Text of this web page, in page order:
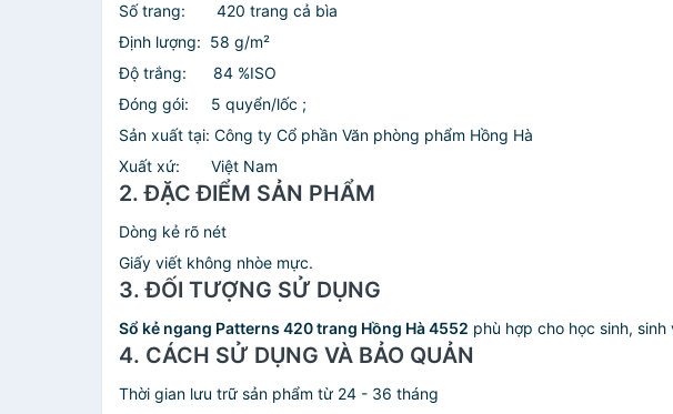
Số trang: 420 trang cả bìa
Định lượng: 58 g/m²
Độ trắng: 84 %ISO
Đóng gói: 5 quyển/lốc ;
Sản xuất tại: Công ty Cổ phần Văn phòng phẩm Hồng Hà
Xuất xứ: Việt Nam
2. ĐẶC ĐIỂM SẢN PHẨM
Dòng kẻ rõ nét
Giấy viết không nhòe mực.
3. ĐỐI TƯỢNG SỬ DỤNG
Sổ kẻ ngang Patterns 420 trang Hồng Hà 4552 phù hợp cho học sinh,
4. CÁCH SỬ DỤNG VÀ BẢO QUẢN
Thời gian lưu trữ sản phẩm từ 24 - 36 tháng